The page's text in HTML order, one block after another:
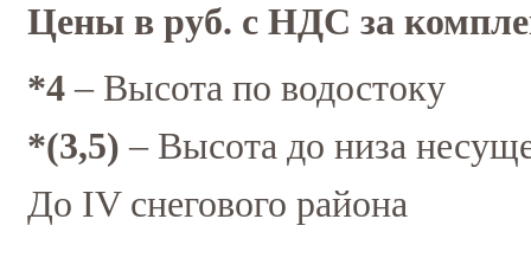
Цены в руб. с НДС за
*4 – Высота по водостоку
*(3,5) – Высота до низа
До IV снегового района